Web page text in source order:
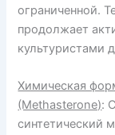
ограниченной.
продолжает
культуристами
Химическая
(Methasterone):
синтетический